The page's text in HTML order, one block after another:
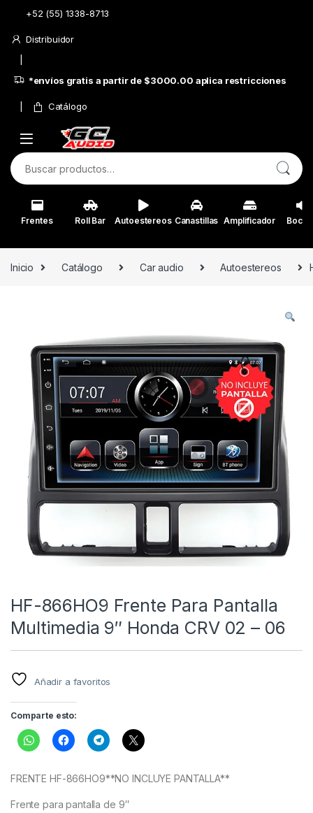
Skip to navigation
Skip to content
+52 (55) 1338-8713
Distribuidor
*envíos gratis a partir de $3000.00 aplica restricciones
Catálogo
Buscar por:
Frentes Roll Bar Autoestereos Canastillas Amplificador
Inicio Catálogo Car audio Autoestereos
HF-866HO9 Frente Para Pantalla
Multimedia 9″ Honda CRV 02 – 06
Añadir a favoritos
Comparte esto:
FRENTE HF-866HO9**NO INCLUYE PANTALLA**
Frente para pantalla de 9″